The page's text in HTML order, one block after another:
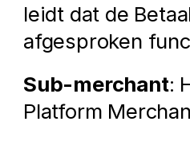
leidt dat de
afgesproken
Sub-merchant:
Platform